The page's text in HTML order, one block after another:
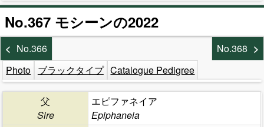
No.367 モシーンの2022
No.366
No.368
Photo ブラックタイプ Catalogue Pedigree
父
Sire
エピファネイア
Epiphaneia